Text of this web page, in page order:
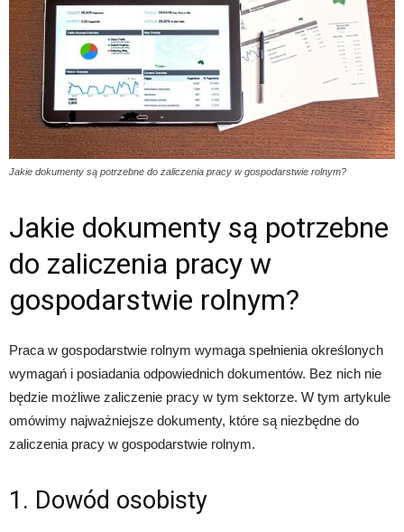
Jakie dokumenty są potrzebne do zaliczenia pracy w gospodarstwie rolnym?
Jakie dokumenty są potrzebne
do zaliczenia pracy w
gospodarstwie rolnym?
Praca w gospodarstwie rolnym wymaga spełnienia określonych
wymagań i posiadania odpowiednich dokumentów. Bez nich nie
będzie możliwe zaliczenie pracy w tym sektorze. W tym artykule
omówimy najważniejsze dokumenty, które są niezbędne do
zaliczenia pracy w gospodarstwie rolnym.
1. Dowód osobisty